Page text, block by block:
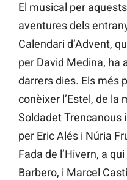
El musical per
aventures dels
Calendari d’Advent,
per David Medina, ha
darrers dies. Els més
conèixer l’Estel, de la
Soldadet Trencanous
per Eric Alés i Núria
Fada de l’Hivern, a
Barbero, i Marcel